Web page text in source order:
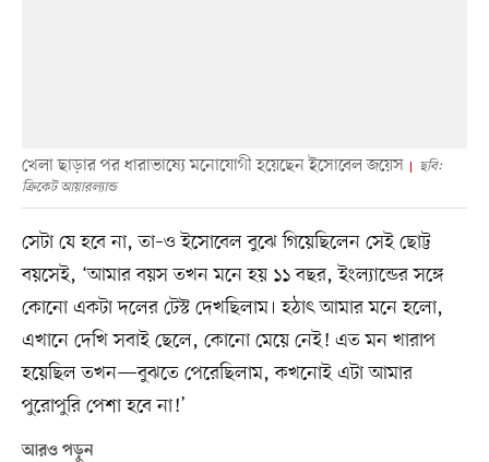
খেলা ছাড়ার পর ধারাভাষ্যে মনোযোগী হয়েছেন ইসোবেল জয়েস
ছবি:
ক্রিকেট আয়ারল্যান্ড
সেটা যে হবে না, তা–ও ইসোবেল বুঝে গিয়েছিলেন সেই ছোট্ট
বয়সেই, ‘আমার বয়স তখন মনে হয় ১১ বছর, ইংল্যান্ডের সঙ্গে
কোনো একটা দলের টেস্ট দেখছিলাম। হঠাৎ আমার মনে হলো,
এখানে দেখি সবাই ছেলে, কোনো মেয়ে নেই! এত মন খারাপ
হয়েছিল তখন—বুঝতে পেরেছিলাম, কখনোই এটা আমার
পুরোপুরি পেশা হবে না!’
আরও পড়ুন